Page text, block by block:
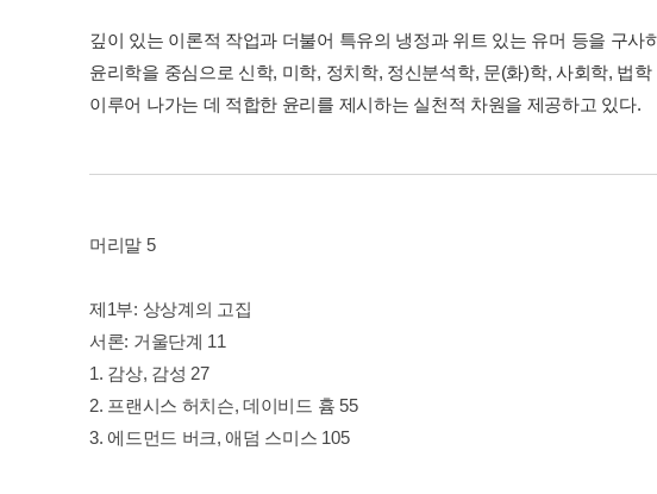
깊이 있는 이론적 작업과 더불어 특유의 냉정과 위트 있는 유머 등을 구사
윤리학을 중심으로 신학, 미학, 정치학, 정신분석학, 문(화)학, 사회학, 법
이루어 나가는 데 적합한 윤리를 제시하는 실천적 차원을 제공하고 있다.
머리말 5
제1부: 상상계의 고집
서론: 거울단계 11
1. 감상, 감성 27
2. 프랜시스 허치슨, 데이비드 흄 55
3. 에드먼드 버크, 애덤 스미스 105